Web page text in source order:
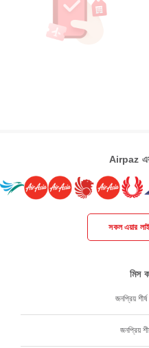
Airpaz
সকল এয়ার
মিস
জনপ্রিয়
জনপ্রিয়